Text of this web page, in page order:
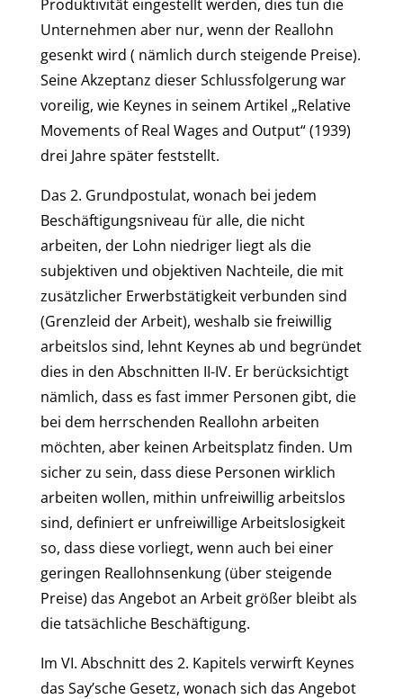
Produktivität eingestellt werden, dies tun die
Unternehmen aber nur, wenn der Reallohn
gesenkt wird ( nämlich durch steigende Preise).
Seine Akzeptanz dieser Schlussfolgerung war
voreilig, wie Keynes in seinem Artikel „Relative
Movements of Real Wages and Output“ (1939)
drei Jahre später feststellt.
Das 2. Grundpostulat, wonach bei jedem
Beschäftigungsniveau für alle, die nicht
arbeiten, der Lohn niedriger liegt als die
subjektiven und objektiven Nachteile, die mit
zusätzlicher Erwerbstätigkeit verbunden sind
(Grenzleid der Arbeit), weshalb sie freiwillig
arbeitslos sind, lehnt Keynes ab und begründet
dies in den Abschnitten II-IV. Er berücksichtigt
nämlich, dass es fast immer Personen gibt, die
bei dem herrschenden Reallohn arbeiten
möchten, aber keinen Arbeitsplatz finden. Um
sicher zu sein, dass diese Personen wirklich
arbeiten wollen, mithin unfreiwillig arbeitslos
sind, definiert er unfreiwillige Arbeitslosigkeit
so, dass diese vorliegt, wenn auch bei einer
geringen Reallohnsenkung (über steigende
Preise) das Angebot an Arbeit größer bleibt als
die tatsächliche Beschäftigung.
Im VI. Abschnitt des 2. Kapitels verwirft Keynes
das Say’sche Gesetz, wonach sich das Angebot